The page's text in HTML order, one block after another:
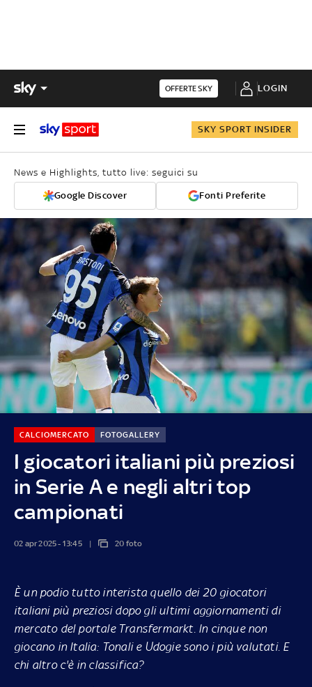
OFFERTE SKY LOGIN
SKY SPORT INSIDER
News e Highlights, tutto live: seguici su
Google Discover Fonti Preferite
I giocatori italiani più preziosi
in Serie A e negli altri top
campionati
CALCIOMERCATO FOTOGALLERY
02 apr 2025 - 13:45 20 foto
È un podio tutto interista quello dei 20 giocatori
italiani più preziosi dopo gli ultimi aggiornamenti di
mercato del portale Transfermarkt. In cinque non
giocano in Italia: Tonali e Udogie sono i più valutati. E
chi altro c'è in classifica?